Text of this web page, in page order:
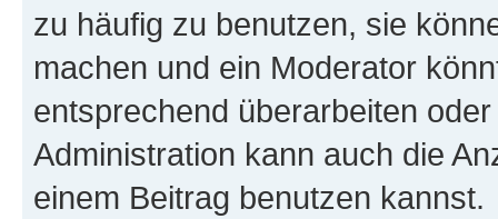
zu häufig zu benutzen, sie
machen und ein Moderator
entsprechend überarbeiten
Administration kann auch die
einem Beitrag benutzen kannst.